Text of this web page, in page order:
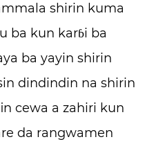
shirin kuma
ba kun karɓi ba
ba yayin shirin
dindindin na shirin
cewa a zahiri kun
da rangwamen